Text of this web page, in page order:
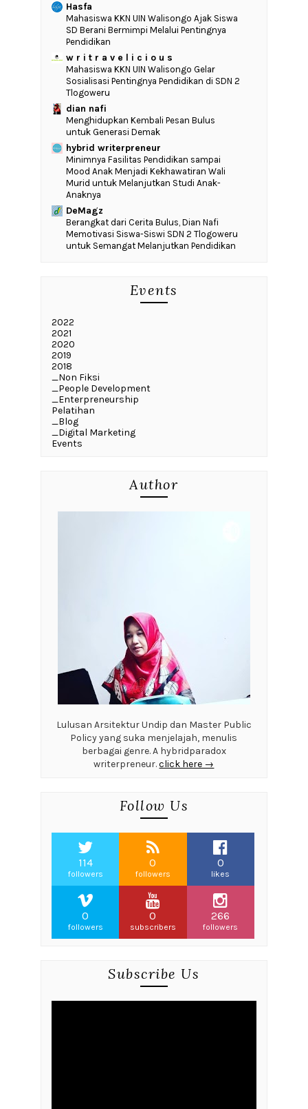
Hasfa
Mahasiswa KKN UIN Walisongo Ajak Siswa
SD Berani Bermimpi Melalui Pentingnya
Pendidikan
w r i t r a v e l i c i o u s
Mahasiswa KKN UIN Walisongo Gelar
Sosialisasi Pentingnya Pendidikan di SDN 2
Tlogoweru
dian nafi
Menghidupkan Kembali Pesan Bulus
untuk Generasi Demak
hybrid writerpreneur
‎Minimnya Fasilitas Pendidikan sampai
Mood Anak Menjadi Kekhawatiran Wali
Murid untuk Melanjutkan Studi Anak-
Anaknya
DeMagz
‎Berangkat dari Cerita Bulus, Dian Nafi
Memotivasi Siswa-Siswi SDN 2 Tlogoweru
untuk Semangat Melanjutkan Pendidikan
Events
2022
2021
2020
2019
2018
_Non Fiksi
_People Development
_Enterpreneurship
Pelatihan
_Blog
_Digital Marketing
Events
Author
Lulusan Arsitektur Undip dan Master Public
Policy yang suka menjelajah, menulis
berbagai genre. A hybridparadox
writerpreneur.click here →
Follow Us
114
followers
0
followers
0
likes
0
followers
0
subscribers
266
followers
Subscribe Us